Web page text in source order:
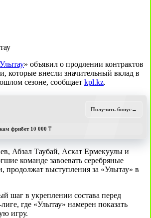
Улытау» объявил о продлении контрактов
которые внесли значительный вклад в
сезоне, сообщает kpl.kz.
фрибет 10 000 ₸
Получить бонус→
Абзал Таубай, Аскат Ермекуулы и
команде завоевать серебряные
продолжат выступления за «Улытау» в
шаг в укреплении состава перед
где «Улытау» намерен показать
игру.